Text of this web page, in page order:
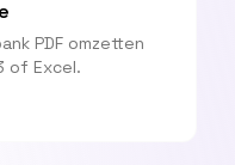
PDF omzetten
of Excel.